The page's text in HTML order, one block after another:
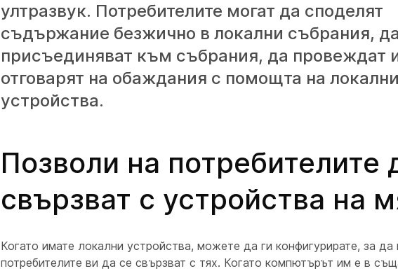
ултразвук. Потребителите могат да споделят
съдържание безжично в локални събрания,
присъединяват към събрания, да провеждат
отговарят на обаждания с помощта на
устройства.
Позволи на потребителите
свързват с устройства на
Когато имате локални устройства, можете да ги конфигурирате, за да
потребителите ви да се свързват с тях. Когато компютърът им е в